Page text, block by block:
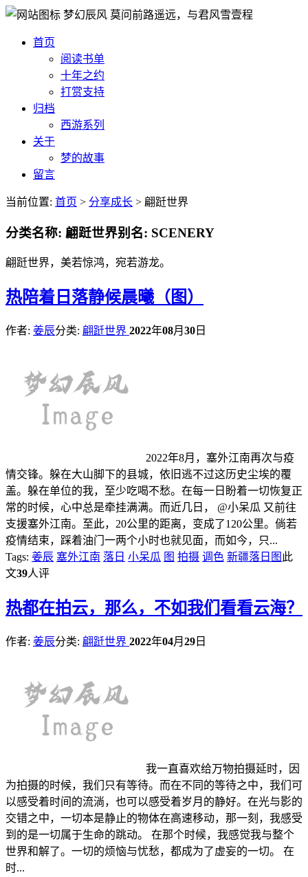
梦幻辰风 莫问前路遥远，与君风雪壹程
首页
阅读书单
十年之约
打赏支持
归档
西游系列
关于
梦的故事
留言
当前位置: 首页 > 分享成长 > 翩跹世界
分类名称: 翩跹世界别名: SCENERY
翩跹世界，美若惊鸿，宛若游龙。
热陪着日落静候晨曦（图）
作者: 姜辰分类: 翩跹世界 2022年08月 30 日
2022年8月，塞外江南再次与疫
情交锋。躲在大山脚下的县城，依旧逃不过这历史尘埃的覆
盖。躲在单位的我，至少吃喝不愁。在每一日盼着一切恢复正
常的时候，心中总是牵挂满满。而近几日， @小呆瓜 又前往
支援塞外江南。至此，20公里的距离，变成了120公里。倘若
疫情结束，踩着油门一两个小时也就见面，而如今，只...
Tags: 姜辰 塞外江南 落日 小呆瓜 图 拍摄 调色 新疆落日图 此
文39人评
热都在拍云，那么，不如我们看看云海？
作者: 姜辰分类: 翩跹世界 2022年04月 29 日
我一直喜欢给万物拍摄延时，因
为拍摄的时候，我们只有等待。而在不同的等待之中，我们可
以感受着时间的流淌，也可以感受着岁月的静好。在光与影的
交错之中，一切本是静止的物体在高速移动，那一刻，我感受
到的是一切属于生命的跳动。 在那个时候，我感觉我与整个
世界和解了。一切的烦恼与忧愁，都成为了虚妄的一切。 在
时...